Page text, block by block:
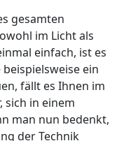
gesamten
im Licht als
einfach, ist es
ein
fällt es Ihnen im
sich in einem
man nun bedenkt,
der Technik